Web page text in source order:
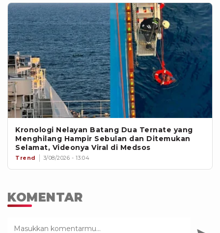
Kronologi Nelayan Batang Dua Ternate yang
Menghilang Hampir Sebulan dan Ditemukan
Selamat, Videonya Viral di Medsos
Trend 3/08/2026 - 13:04
KOMENTAR